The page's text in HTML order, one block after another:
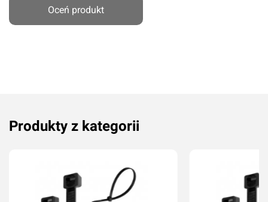
Oceń produkt
Komentarz*
Produkty z kategorii